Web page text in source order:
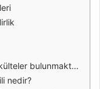
bulunmaktadır?
nedir?